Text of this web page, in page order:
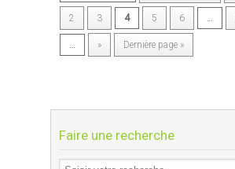
2 3 4 5 6 …
… » Dernière page »
Faire une recherche